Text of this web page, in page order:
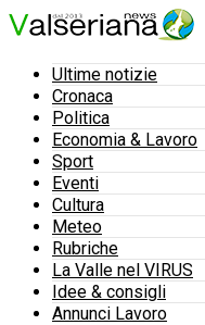
Ultime notizie
Cronaca
Politica
Economia & Lavoro
Sport
Eventi
Cultura
Meteo
Rubriche
La Valle nel VIRUS
Idee & consigli
Annunci Lavoro